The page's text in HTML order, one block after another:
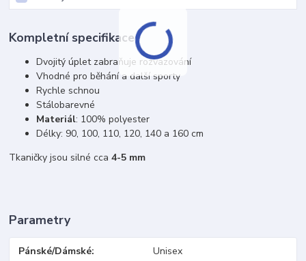
Kompletní specifikace
Dvojitý úplet zabraňuje rozvazování
Vhodné pro běhání a další sporty
Rychle schnou
Stálobarevné
Materiál: 100% polyester
Délky: 90, 100, 110, 120, 140 a 160 cm
Tkaničky jsou silné cca4-5 mm
Parametry
Pánské/Dámské Unisex